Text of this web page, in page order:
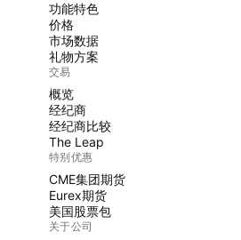
功能特色
价格
市场数据
礼物方案
交易
概览
经纪商
经纪商比较
The Leap
特别优惠
CME集团期货
Eurex期货
美国股票包
关于公司